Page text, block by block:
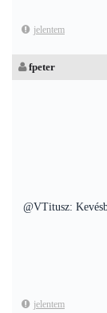
jelentem
fpeter
@VTitusz:
jelentem